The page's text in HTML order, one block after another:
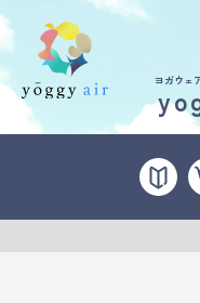
受講の流れ
料金について
インストラクタ
ヨガウェ